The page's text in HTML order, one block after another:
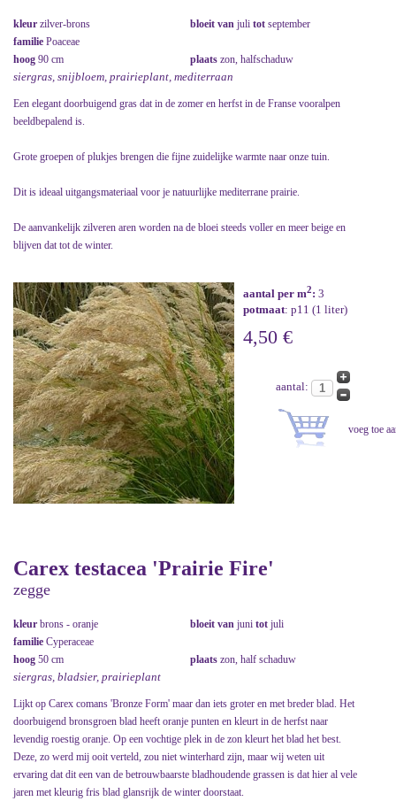
kleur zilver-brons bloeit van juli tot september
familie Poaceae
hoog 90 cm plaats zon, halfschaduw
siergras, snijbloem, prairieplant, mediterraan
Een elegant doorbuigend gras dat in de zomer en herfst in de Franse vooralpen
beeldbepalend is.
Grote groepen of plukjes brengen die fijne zuidelijke warmte naar onze tuin.
Dit is ideaal uitgangsmateriaal voor je natuurlijke mediterrane prairie.
De aanvankelijk zilveren aren worden na de bloei steeds voller en meer beige en
blijven dat tot de winter.
aantal per m2: 3
potmaat: p11 (1 liter)
4,50 €
aantal:
Carex testacea 'Prairie Fire'
zegge
kleur brons - oranje bloeit van juni tot juli
familie Cyperaceae
hoog 50 cm plaats zon, half schaduw
siergras, bladsier, prairieplant
Lijkt op Carex comans 'Bronze Form' maar dan iets groter en met breder blad. Het
doorbuigend bronsgroen blad heeft oranje punten en kleurt in de herfst naar
levendig roestig oranje. Op een vochtige plek in de zon kleurt het blad het best.
Deze, zo werd mij ooit verteld, zou niet winterhard zijn, maar wij weten uit
ervaring dat dit een van de betrouwbaarste bladhoudende grassen is dat hier al vele
jaren met kleurig fris blad glansrijk de winter doorstaat.